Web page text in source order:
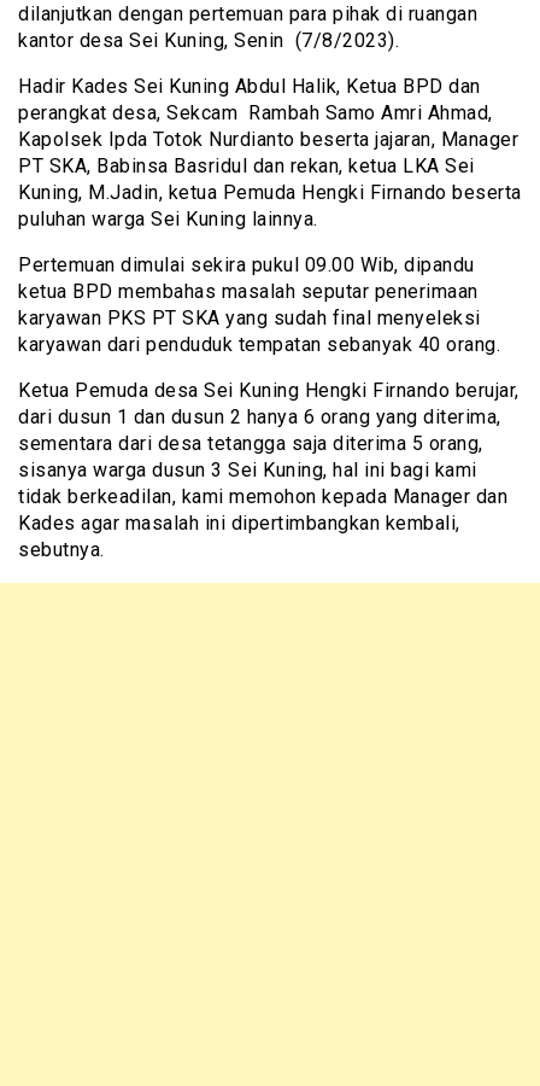
dilanjutkan dengan pertemuan para pihak di ruangan
kantor desa Sei Kuning, Senin (7/8/2023).
Hadir Kades Sei Kuning Abdul Halik, Ketua BPD dan
perangkat desa, Sekcam Rambah Samo Amri Ahmad,
Kapolsek Ipda Totok Nurdianto beserta jajaran, Manager
PT SKA, Babinsa Basridul dan rekan, ketua LKA Sei
Kuning, M.Jadin, ketua Pemuda Hengki Firnando beserta
puluhan warga Sei Kuning lainnya.
Pertemuan dimulai sekira pukul 09.00 Wib, dipandu
ketua BPD membahas masalah seputar penerimaan
karyawan PKS PT SKA yang sudah final menyeleksi
karyawan dari penduduk tempatan sebanyak 40 orang.
Ketua Pemuda desa Sei Kuning Hengki Firnando berujar,
dari dusun 1 dan dusun 2 hanya 6 orang yang diterima,
sementara dari desa tetangga saja diterima 5 orang,
sisanya warga dusun 3 Sei Kuning, hal ini bagi kami
tidak berkeadilan, kami memohon kepada Manager dan
Kades agar masalah ini dipertimbangkan kembali,
sebutnya.